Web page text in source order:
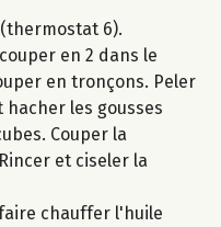
6).
en 2 dans le
en tronçons. Peler
les gousses
Couper la
et ciseler la
chauffer l'huile